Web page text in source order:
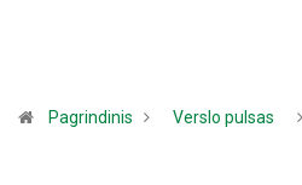
Pagrindinis Verslo pulsas